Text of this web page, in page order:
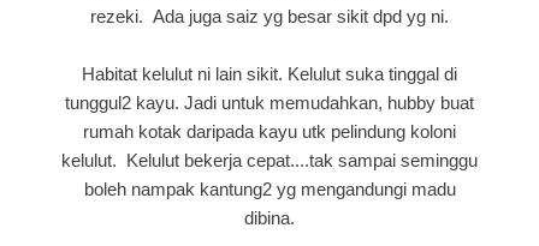
rezeki. Ada juga saiz yg besar sikit dpd yg ni.
Habitat kelulut ni lain sikit. Kelulut suka tinggal di
tunggul2 kayu. Jadi untuk memudahkan, hubby buat
rumah kotak daripada kayu utk pelindung koloni
kelulut. Kelulut bekerja cepat....tak sampai seminggu
boleh nampak kantung2 yg mengandungi madu
dibina.